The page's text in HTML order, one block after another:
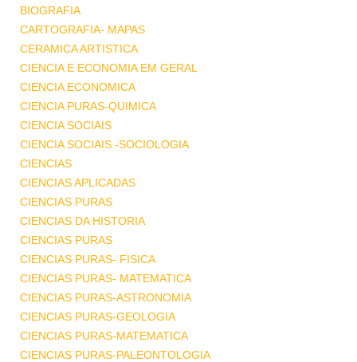
BIOGRAFIA
CARTOGRAFIA- MAPAS
CERAMICA ARTISTICA
CIENCIA E ECONOMIA EM GERAL
CIENCIA ECONOMICA
CIENCIA PURAS-QUIMICA
CIENCIA SOCIAIS
CIENCIA SOCIAIS -SOCIOLOGIA
CIENCIAS
CIENCIAS APLICADAS
CIENCIAS PURAS
CIENCIAS DA HISTORIA
CIENCIAS PURAS
CIENCIAS PURAS- FISICA
CIENCIAS PURAS- MATEMATICA
CIENCIAS PURAS-ASTRONOMIA
CIENCIAS PURAS-GEOLOGIA
CIENCIAS PURAS-MATEMATICA
CIENCIAS PURAS-PALEONTOLOGIA